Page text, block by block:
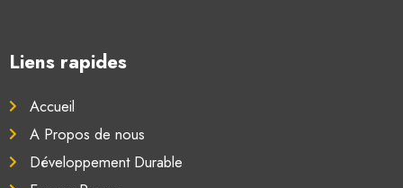
Liens rapides
Accueil
A Propos de nous
Développement Durable